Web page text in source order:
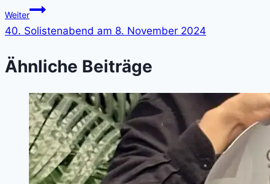
Weiter
40. Solistenabend am 8. November 2024
Ähnliche Beiträge